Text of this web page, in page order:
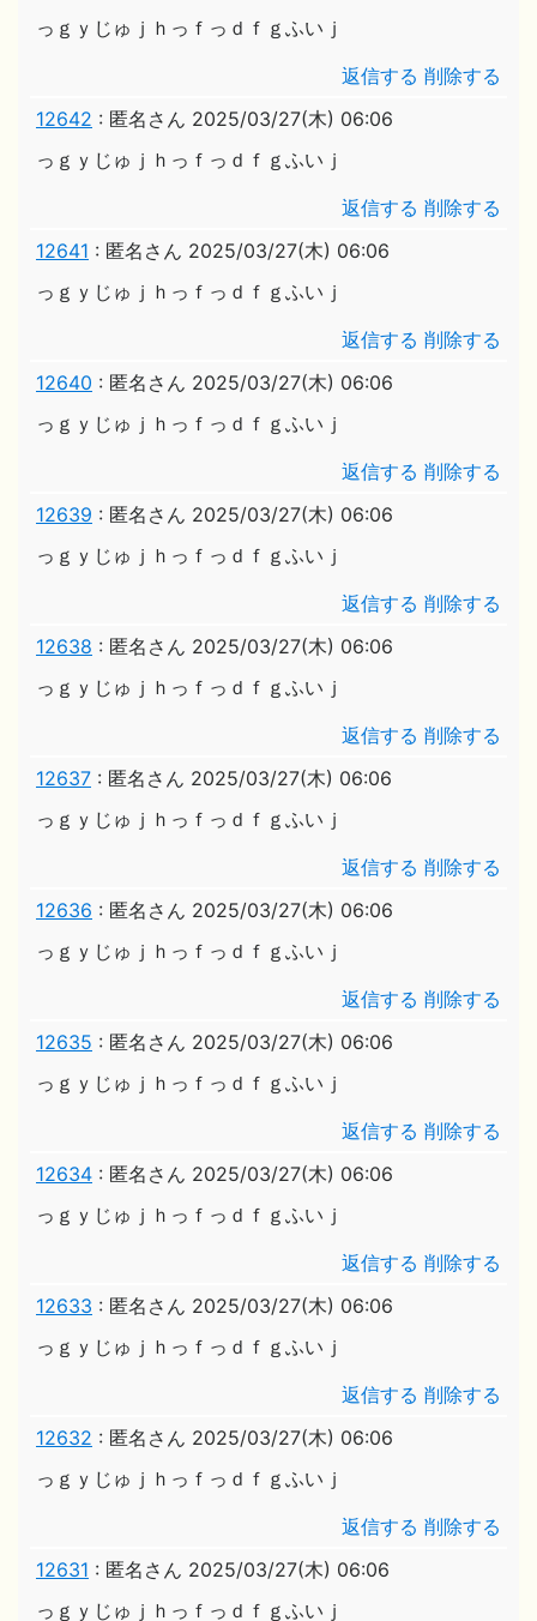
っｇｙじゅｊｈっｆっｄｆｇふいｊ
返信する 削除する
12642 : 匿名さん 2025/03/27(木) 06:06
っｇｙじゅｊｈっｆっｄｆｇふいｊ
返信する 削除する
12641 : 匿名さん 2025/03/27(木) 06:06
っｇｙじゅｊｈっｆっｄｆｇふいｊ
返信する 削除する
12640 : 匿名さん 2025/03/27(木) 06:06
っｇｙじゅｊｈっｆっｄｆｇふいｊ
返信する 削除する
12639 : 匿名さん 2025/03/27(木) 06:06
っｇｙじゅｊｈっｆっｄｆｇふいｊ
返信する 削除する
12638 : 匿名さん 2025/03/27(木) 06:06
っｇｙじゅｊｈっｆっｄｆｇふいｊ
返信する 削除する
12637 : 匿名さん 2025/03/27(木) 06:06
っｇｙじゅｊｈっｆっｄｆｇふいｊ
返信する 削除する
12636 : 匿名さん 2025/03/27(木) 06:06
っｇｙじゅｊｈっｆっｄｆｇふいｊ
返信する 削除する
12635 : 匿名さん 2025/03/27(木) 06:06
っｇｙじゅｊｈっｆっｄｆｇふいｊ
返信する 削除する
12634 : 匿名さん 2025/03/27(木) 06:06
っｇｙじゅｊｈっｆっｄｆｇふいｊ
返信する 削除する
12633 : 匿名さん 2025/03/27(木) 06:06
っｇｙじゅｊｈっｆっｄｆｇふいｊ
返信する 削除する
12632 : 匿名さん 2025/03/27(木) 06:06
っｇｙじゅｊｈっｆっｄｆｇふいｊ
返信する 削除する
12631 : 匿名さん 2025/03/27(木) 06:06
っｇｙじゅｊｈっｆっｄｆｇふいｊ